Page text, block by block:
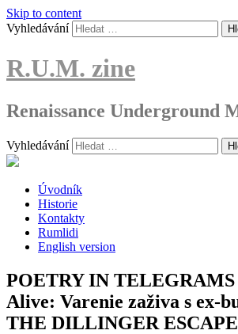
Skip to content
Vyhledávání
R.U.M. zine
Renaissance Underground
Vyhledávání
Úvodník
Historie
Kontakty
Rumlidi
English version
POETRY IN
Alive: Varenie zaživa s ex-
THE DILLINGER